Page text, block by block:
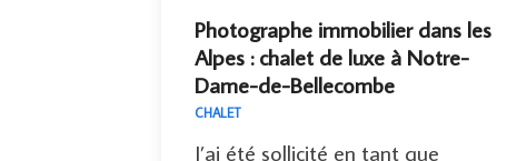
Photographe immobilier dans les
Alpes : chalet de luxe à Notre-
Dame-de-Bellecombe
CHALET
J’ai été sollicité en tant que